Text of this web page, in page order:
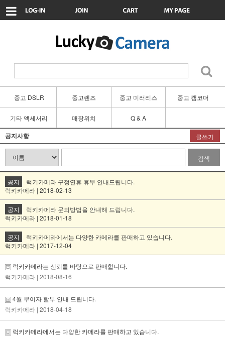
중고 DSLR 중고렌즈 중고 미러리스 중고 캠코더
기타 액세서리 매장위치 Q & A
공지사항 글쓰기
검색
공지
럭키카메라 구정연휴 휴무 안내드립니다.
럭키카메라 | 2018-02-13
공지
럭키카메라 문의방법을 안내해 드립니다.
럭키카메라 | 2018-01-18
공지
럭키카메라에서는 다양한 카메라를 판매하고 있습니다.
럭키카메라 | 2017-12-04
럭키카메라는 신뢰를 바탕으로 판매합니다.
럭키카메라 | 2018-08-16
4월 무이자 할부 안내 드립니다.
럭키카메라 | 2018-04-18
럭키카메라에서는 다양한 카메라를 판매하고 있습니다.